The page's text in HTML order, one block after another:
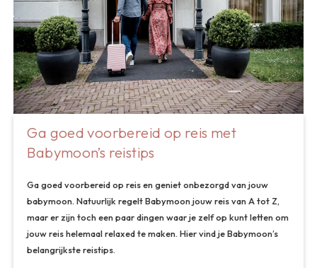
Ga goed voorbereid op reis met
Babymoon’s reistips
Ga goed voorbereid op reis en geniet onbezorgd van jouw
babymoon. Natuurlijk regelt Babymoon jouw reis van A tot Z,
maar er zijn toch een paar dingen waar je zelf op kunt letten om
jouw reis helemaal relaxed te maken. Hier vind je Babymoon’s
belangrijkste reistips.